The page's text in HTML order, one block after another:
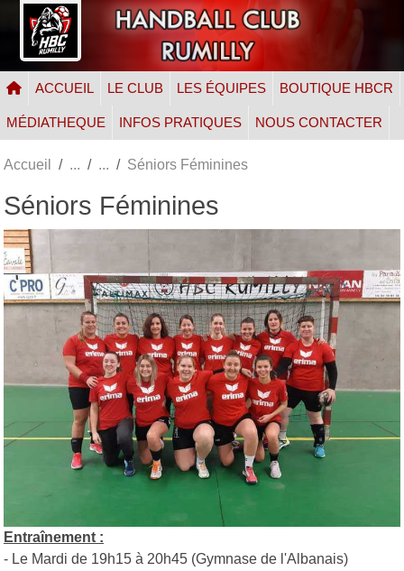
ACCUEIL LE CLUB LES ÉQUIPES BOUTIQUE HBCR
MÉDIATHEQUE INFOS PRATIQUES NOUS CONTACTER
Accueil Séniors Féminines
Séniors Féminines
Entraînement :
- Le Mardi de 19h15 à 20h45 (Gymnase de l'Albanais)
Panneau de gestion des cookies